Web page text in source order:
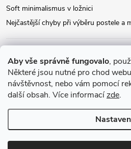
Aby vše správně fungovalo,
Některé jsou nutné pro chod
návštěvnost, nebo vám pomocí
další obsah. Více informacízde.
Soft minimalismus v ložnici
Nejčastější chyby při výběru postele a
Instagram
Copyright 2026Relax-postele.cz.
nastavení